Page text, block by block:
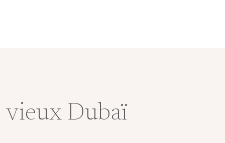
vieux Dubaï